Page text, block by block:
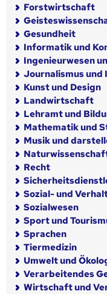
Forstwirtschaft
Gesundheit
Informatik und
Ingenieurwesen
Journalismus
Kunst und Design
Landwirtschaft
Lehramt und
Mathematik und
Musik und
Recht
Sozial- und
Sozialwesen
Sport und
Sprachen
Tiermedizin
Umwelt und
Verarbeitendes
Wirtschaft und